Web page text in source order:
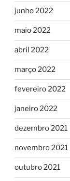
junho 2022
maio 2022
abril 2022
março 2022
fevereiro 2022
janeiro 2022
dezembro 2021
novembro 2021
outubro 2021